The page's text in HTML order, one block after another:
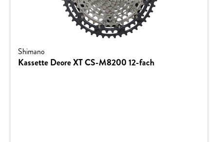
Shimano
Kassette Deore XT CS-M8200 12-fach